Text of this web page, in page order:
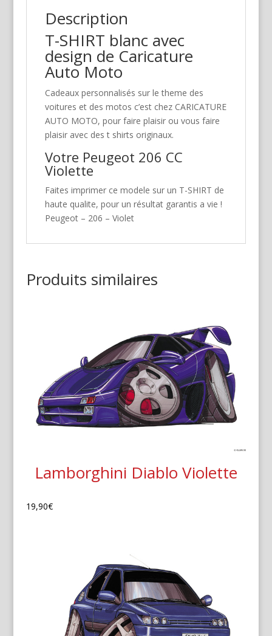
Description
T-SHIRT blanc avec
design de Caricature
Auto Moto
Cadeaux personnalisés sur le theme des
voitures et des motos c’est chez CARICATURE
AUTO MOTO, pour faire plaisir ou vous faire
plaisir avec des t shirts originaux.
Votre Peugeot 206 CC
Violette
Faites imprimer ce modele sur un T-SHIRT de
haute qualite, pour un résultat garantis a vie !
Peugeot – 206 – Violet
Produits similaires
Lamborghini Diablo Violette
19,90€